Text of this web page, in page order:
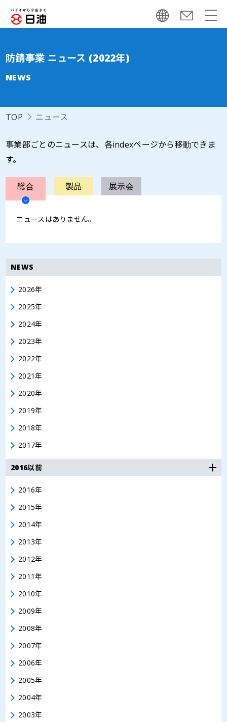
防錆事業 ニュース (2022年)
NEWS
TOP ニュース
事業部ごとのニュースは、各indexページから移動できま
す。
総合 製品 展示会
ニュースはありません。
NEWS
2026年
2025年
2024年
2023年
2022年
2021年
2020年
2019年
2018年
2017年
2016以前
2016年
2015年
2014年
2013年
2012年
2011年
2010年
2009年
2008年
2007年
2006年
2005年
2004年
2003年